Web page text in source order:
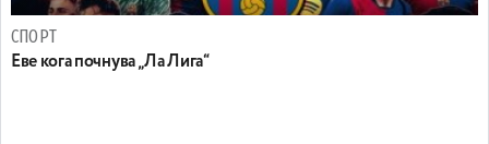
СПОРТ
Еве кога почнува „Ла Лига“